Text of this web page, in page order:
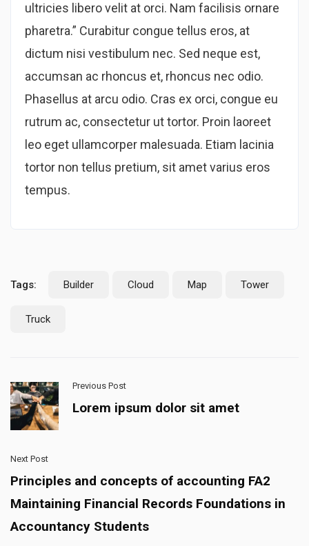
ultricies libero velit at orci. Nam facilisis ornare
pharetra.” Curabitur congue tellus eros, at
dictum nisi vestibulum nec. Sed neque est,
accumsan ac rhoncus et, rhoncus nec odio.
Phasellus at arcu odio. Cras ex orci, congue eu
rutrum ac, consectetur ut tortor. Proin laoreet
leo eget ullamcorper malesuada. Etiam lacinia
tortor non tellus pretium, sit amet varius eros
tempus.
Tags: Builder Cloud Map Tower
Truck
Previous Post
Lorem ipsum dolor sit amet
Next Post
Principles and concepts of accounting FA2
Maintaining Financial Records Foundations in
Accountancy Students